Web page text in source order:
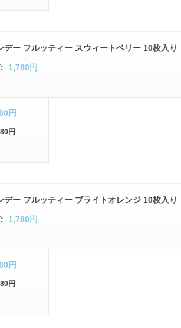
デー フルッティー スウィートベリー 10枚入り
1,780円
円
円
デー フルッティー ブライトオレンジ 10枚入り
1,780円
円
円